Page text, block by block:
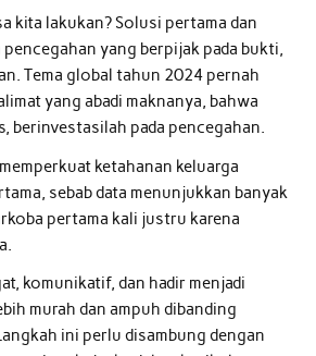
kita lakukan? Solusi pertama dan
yang berpijak pada bukti,
Tema global tahun 2024 pernah
yang abadi maknanya, bahwa
berinvestasilah pada pencegahan.
ketahanan keluarga
sebab data menunjukkan banyak
pertama kali justru karena
komunikatif, dan hadir menjadi
murah dan ampuh dibanding
ini perlu disambung dengan